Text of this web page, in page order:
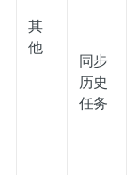
其
他
同步
历史
任务